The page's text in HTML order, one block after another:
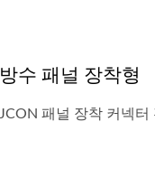
방수 패널 장착형
JCON 패널 장착 커넥